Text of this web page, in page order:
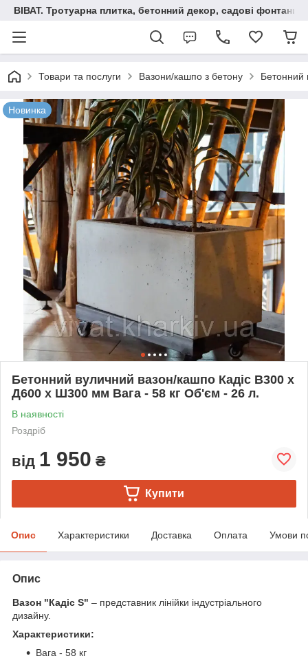
ВІВАТ. Тротуарна плитка, бетонний декор, садові фонтани
Товари та послуги Вазони/кашпо з бетону Бетонний
Новинка
Бетонний вуличний вазон/кашпо Кадіс В300 х
Д600 х Ш300 мм Вага - 58 кг Об'єм - 26 л.
В наявності
Роздріб
від 1 950 ₴
Купити
Опис Характеристики Доставка Оплата Умови
Опис
Вазон "Кадіс S" – представник лінійки індустріального
дизайну.
Характеристики:
Вага - 58 кг